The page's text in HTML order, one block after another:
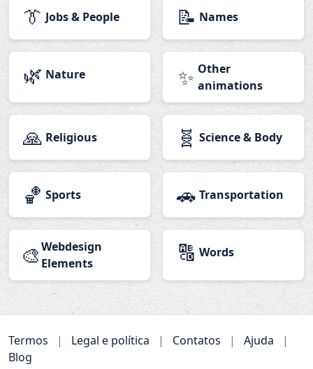
👔 Jobs & People 📝 Names
🌿 Nature ✨ Other
animations
🙏 Religious 🧬 Science & Body
🏀 Sports 🚗 Transportation
🎨 Webdesign
Elements
🔠 Words
Termos | Legal e política | Contatos | Ajuda
|
Blog